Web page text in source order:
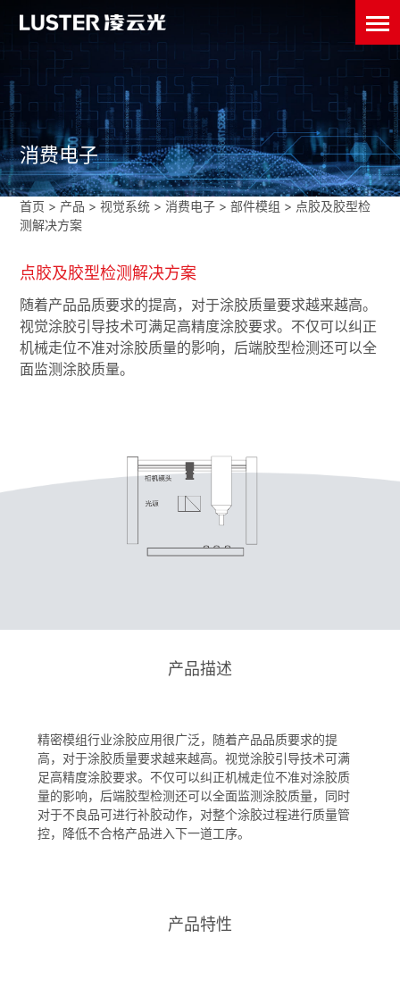
消费电子
首页 > 产品 >视觉系统 >消费电子 >部件模组 > 点胶及胶型检
测解决方案
点胶及胶型检测解决方案
随着产品品质要求的提高，对于涂胶质量要求越来越高。
视觉涂胶引导技术可满足高精度涂胶要求。不仅可以纠正
机械走位不准对涂胶质量的影响，后端胶型检测还可以全
面监测涂胶质量。
产品描述
精密模组行业涂胶应用很广泛，随着产品品质要求的提
高，对于涂胶质量要求越来越高。视觉涂胶引导技术可满
足高精度涂胶要求。不仅可以纠正机械走位不准对涂胶质
量的影响，后端胶型检测还可以全面监测涂胶质量，同时
对于不良品可进行补胶动作，对整个涂胶过程进行质量管
控，降低不合格产品进入下一道工序。
产品特性